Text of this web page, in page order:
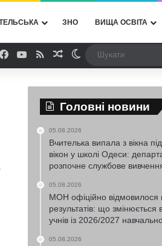
ЗНО ВИЩА ОСВІТА
Facebook
YouTube
RSSВипадкова стаття
Switch skin
Головні новини
05.08.2026
Вчителька випала з вікна
вікон у школі Одеси:
розпочне службове
05.08.2026
МОН офіційно відмовилося
результатів: що змінюється
учнів із 2026/2027
05.08.2026